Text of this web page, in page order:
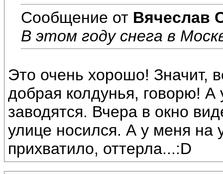
Сообщение от Вячеслав
В этом году снега в
Это очень хорошо! Значит,
добрая колдунья, говорю!
заводятся. Вчера в окно
улице носился. А у меня на
прихватило, оттерла...:D